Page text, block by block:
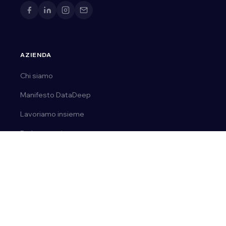
AZIENDA
Chi siamo
Manifesto DataDeep
Lavoriamo insieme
Parla con noi